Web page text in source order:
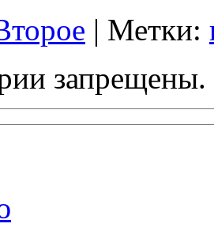
| Метки:
запрещены.